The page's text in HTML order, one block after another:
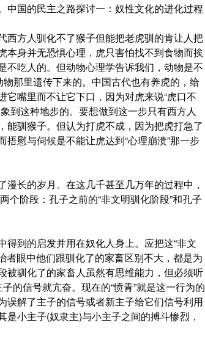
中国的民主之路探讨一：奴性文化的进化过程
西方人驯化不了猴子但能把老虎驯的肯让人把
本身并无恐惧心理，虎只害怕找不到食物而挨
吃人的。但动物心理学告诉我们，动物是不
那里遗传下来的。中国古代也有养虎的，给
嘴里而不让它下口，因为对虎来说“虎口不
到这种地步的。要想做到这一步只有西方人
驯猴子。但认为打虎不成，因为把虎打急了
慰与伺候是不能让虎达到“心理崩溃”那一步
长的岁月。在这几千甚至几万年的过程中，
个阶段：孔子之前的“非文明驯化阶段”和孔子
到的启发并用在奴化人身上。应把这“非文
者眼中他们跟驯化了的家畜区别不大，都是为
被驯化了的家畜人虽然有思维能力，但必须听
的信号就亢奋。现在的“愤青”就是这一行为的
解了主子的信号或者新主子给它们信号利用
小主子(奴隶主)与小主子之间的搏斗惨烈，